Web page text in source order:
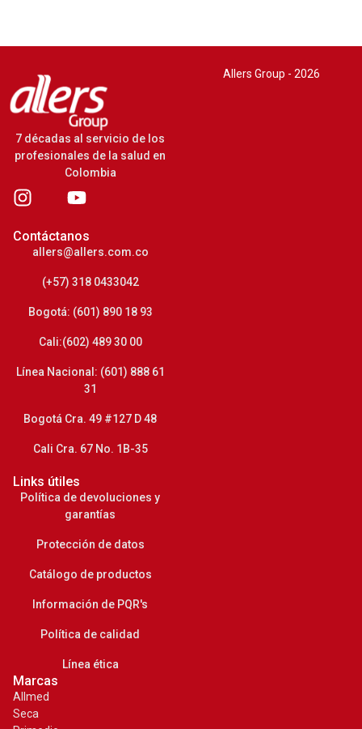
7 décadas al servicio de los
profesionales de la salud en
Colombia
Contáctanos
allers@allers.com.co
(+57) 318 0433042
Bogotá: (601) 890 18 93
Cali:(602) 489 30 00
Línea Nacional: (601) 888 61
31
Bogotá Cra. 49 #127 D 48
Cali Cra. 67 No. 1B-35
Links útiles
Política de devoluciones y
garantías
Protección de datos
Catálogo de productos
Información de PQR's
Política de calidad
Línea ética
Marcas
Allmed
Seca
Allers Group - 2026